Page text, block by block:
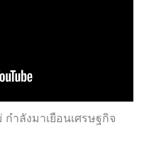
ำลังมาเยือนเศรษฐกิจ